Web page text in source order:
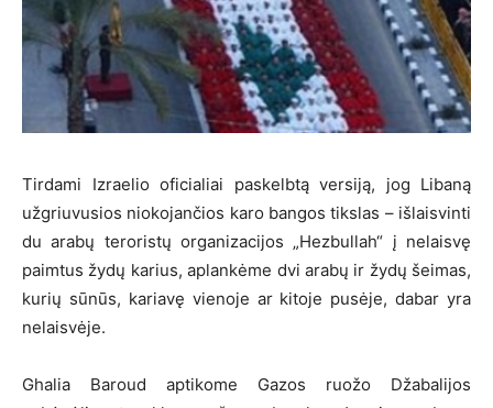
Tirdami Izraelio oficialiai paskelbtą versiją, jog Libaną
užgriuvusios niokojančios karo bangos tikslas – išlaisvinti
du arabų teroristų organizacijos „Hezbullah“ į nelaisvę
paimtus žydų karius, aplankėme dvi arabų ir žydų šeimas,
kurių sūnūs, kariavę vienoje ar kitoje pusėje, dabar yra
nelaisvėje.
Ghalia Baroud aptikome Gazos ruožo Džabalijos